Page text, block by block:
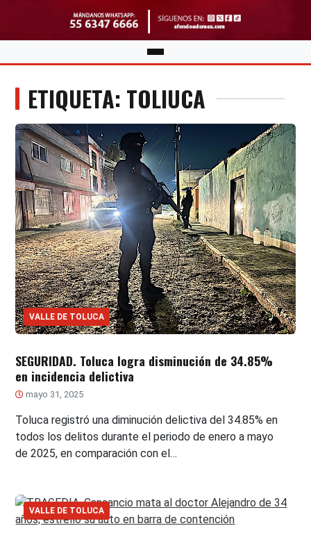
ETIQUETA: TOLIUCA
VALLE DE TOLUCA
SEGURIDAD. Toluca logra disminución de 34.85%
en incidencia delictiva
mayo 31, 2025
Toluca registró una diminución delictiva del 34.85% en
todos los delitos durante el periodo de enero a mayo
de 2025, en comparación con el…
VALLE DE TOLUCA